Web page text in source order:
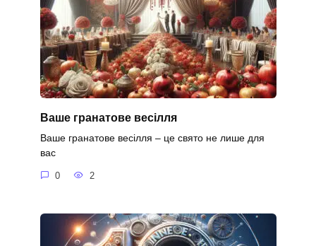
Ваше гранатове весілля
Ваше гранатове весілля – це свято не лише для
вас
0 2